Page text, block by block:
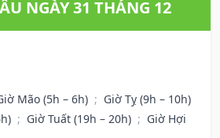
NGÀY 31 THÁNG 12
Mão (5h – 6h) ; Giờ Tỵ (9h – 10h)
; Giờ Tuất (19h – 20h) ; Giờ Hợi